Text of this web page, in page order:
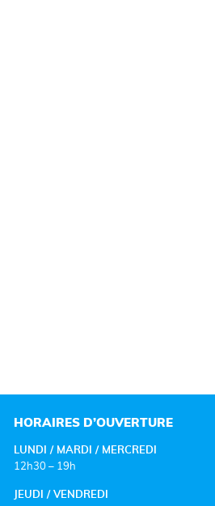
HORAIRES D’OUVERTURE
LUNDI / MARDI / MERCREDI
12h30 – 19h
JEUDI / VENDREDI